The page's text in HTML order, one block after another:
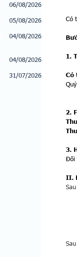
06/08/2026
05/08/2026
04/08/2026
04/08/2026
31/07/2026
Có
1.
Có
2.
3.
Đối
II.